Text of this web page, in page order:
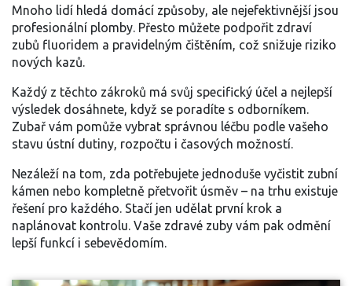
Mnoho lidí hledá domácí způsoby, ale nejefektivnější jsou
profesionální plomby. Přesto můžete podpořit zdraví
zubů fluoridem a pravidelným čištěním, což snižuje riziko
nových kazů.
Každý z těchto zákroků má svůj specifický účel a nejlepší
výsledek dosáhnete, když se poradíte s odborníkem.
Zubař vám pomůže vybrat správnou léčbu podle vašeho
stavu ústní dutiny, rozpočtu i časových možností.
Nezáleží na tom, zda potřebujete jednoduše vyčistit zubní
kámen nebo kompletně přetvořit úsměv – na trhu existuje
řešení pro každého. Stačí jen udělat první krok a
naplánovat kontrolu. Vaše zdravé zuby vám pak odmění
lepší funkcí i sebevědomím.